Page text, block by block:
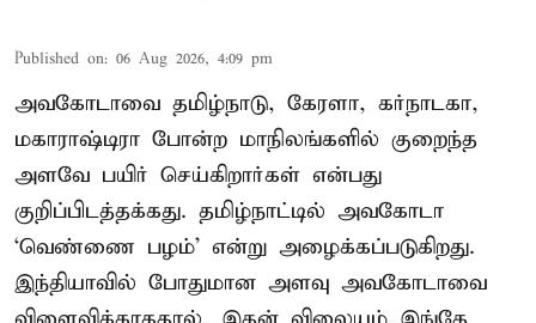
Published on: 06 Aug 2026, 4:09 pm
அவகோடாவை தமிழ்நாடு, கேரளா, கர்நாடகா,
மகாராஷ்டிரா போன்ற மாநிலங்களில் குறைந்த
அளவே பயிர் செய்கிறார்கள் என்பது
குறிப்பிடத்தக்கது. தமிழ்நாட்டில் அவகோடா
‘வெண்ணை பழம்’ என்று அழைக்கப்படுகிறது.
இந்தியாவில் போதுமான அளவு அவகோடாவை